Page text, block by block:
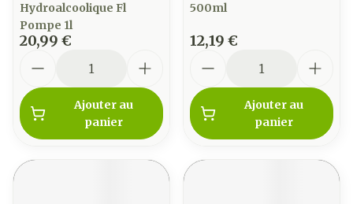
Hydroalcoolique Fl
Pompe 1l
20,99 €
Ajouter au
panier
500ml
12,19 €
Ajouter au
panier